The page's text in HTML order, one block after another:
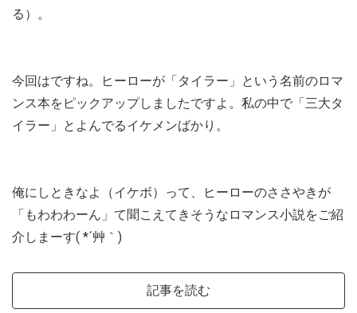
る）。
今回はですね。ヒーローが「タイラー」という名前のロマ
ンス本をピックアップしましたですよ。私の中で「三大タ
イラー」とよんでるイケメンばかり。
俺にしときなよ（イケボ）って、ヒーローのささやきが
「もわわわーん」て聞こえてきそうなロマンス小説をご紹
介しまーす( *´艸｀)
記事を読む